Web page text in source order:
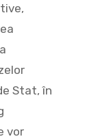
Stat, în
vor